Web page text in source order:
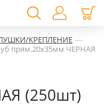
КРЕПЛЕНИЕ —
прям.20х35мм ЧЕРНАЯ
(250шт)